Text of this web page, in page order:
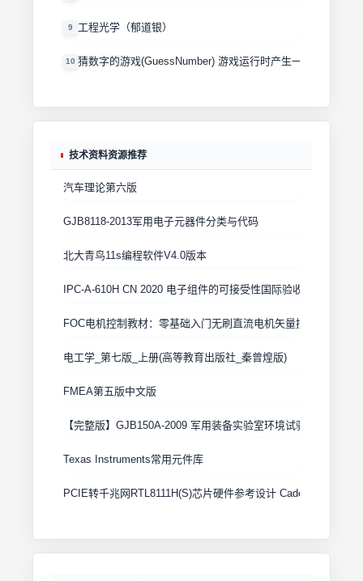
9 工程光学（郁道银）
10 猜数字的游戏(GuessNumber) 游戏运行时产生一个0－1000
技术资料资源推荐
汽车理论第六版
GJB8118-2013军用电子元器件分类与代码
北大青鸟11s编程软件V4.0版本
IPC-A-610H CN 2020 电子组件的可接受性国际验收标准
FOC电机控制教材：零基础入门无刷直流电机矢量控制技术 上
电工学_第七版_上册(高等教育出版社_秦曾煌版)
FMEA第五版中文版
【完整版】GJB150A-2009 军用装备实验室环境试验方法
Texas Instruments常用元件库
PCIE转千兆网RTL8111H(S)芯片硬件参考设计 Cadence原理图